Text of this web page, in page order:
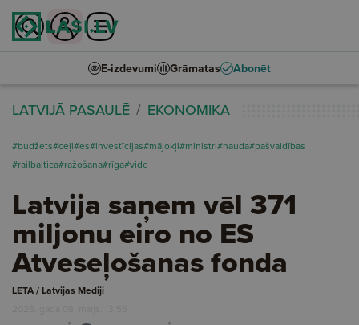
E-izdevumi Grāmatas Abonēt
LATVIJĀ PASAULĒ EKONOMIKA
#budžets#ceļi#es#investīcijas#mājokļi#ministri#nauda#pašvaldības
#railbaltica#ražošana#rīga#vide
Latvija saņem vēl 371
miljonu eiro no ES
Atveseļošanas fonda
LETA / Latvijas Mediji
2026. gada 08. maijs, 13:56